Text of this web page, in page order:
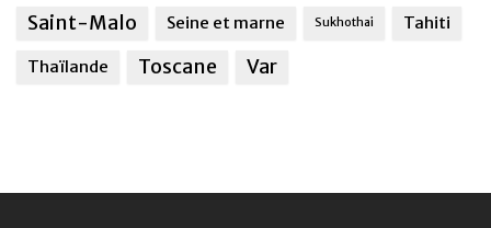
Saint-Malo Seine et marne Sukhothai Tahiti
Thaïlande Toscane Var